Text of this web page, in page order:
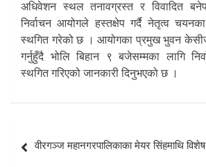
अधिवेशन स्थल तनावग्रस्त र विवादित
निर्वाचन आयोगले हस्तक्षेप गर्दै नेतृत्व
स्थगित गरेको छ । आयोगका प्रमुख भुवन
गर्नुहुँदै भोलि बिहान ९ बजेसम्मका लागि
स्थगित गरिएको जानकारी दिनुभएको छ ।
navigation
वीरगञ्ज महानगरपालिकाका मेयर सिंहमाथि विशेष